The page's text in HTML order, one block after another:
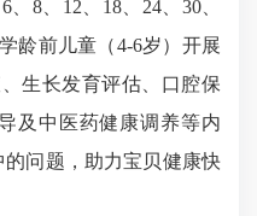
8、12、18、24、30、
龄前儿童（4-6岁）开展
生长发育评估、口腔保
及中医药健康调养等内
问题，助力宝贝健康快